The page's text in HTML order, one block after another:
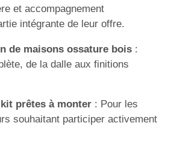
et accompagnement
intégrante de leur offre.
de maisons ossature bois:
de la dalle aux finitions
prêtes à monter: Pour les
souhaitant participer activement